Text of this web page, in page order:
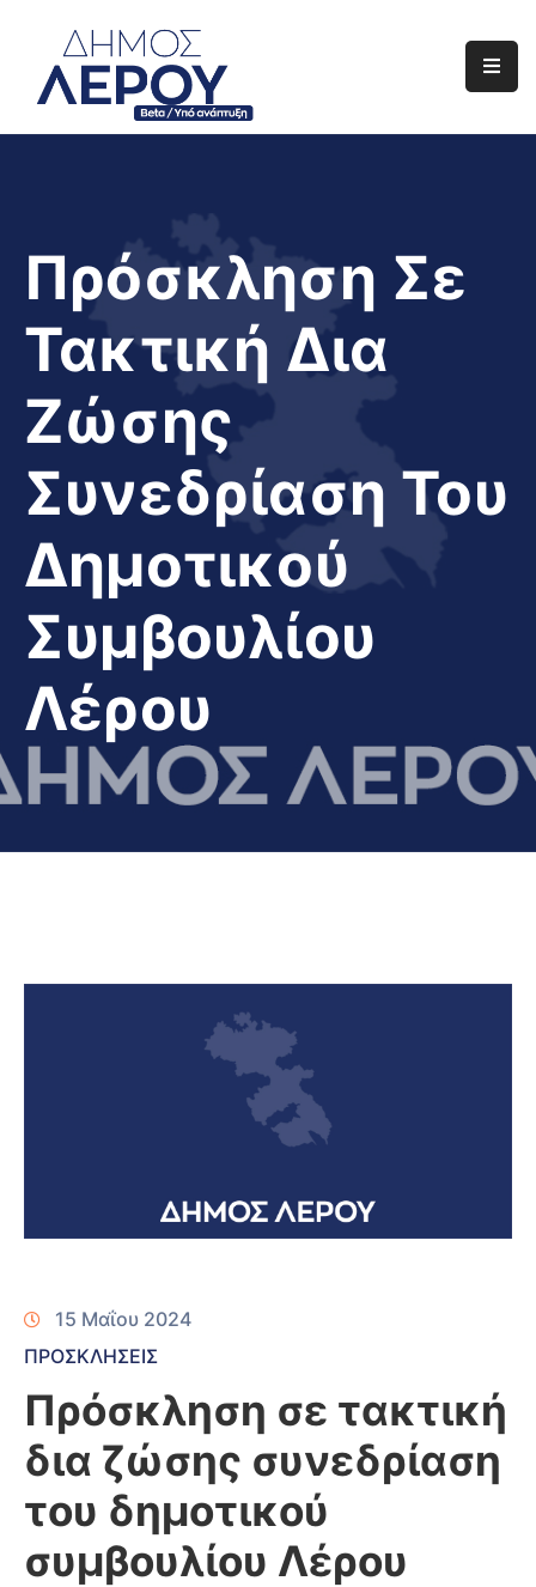
Αρχική
Διαφάνεια
Νησί
Μας
Πρόσκληση Σε
Τακτική Δια
Ζώσης
Συνεδρίαση Του
Δημοτικού
Συμβουλίου
Λέρου
15 Μαΐου 2024
ΠΡΟΣΚΛΗΣΕΙΣ
Πρόσκληση σε τακτική
δια ζώσης συνεδρίαση
του δημοτικού
συμβουλίου Λέρου